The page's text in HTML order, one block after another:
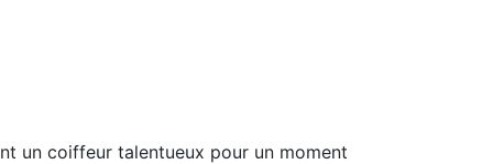
un coiffeur talentueux pour un moment